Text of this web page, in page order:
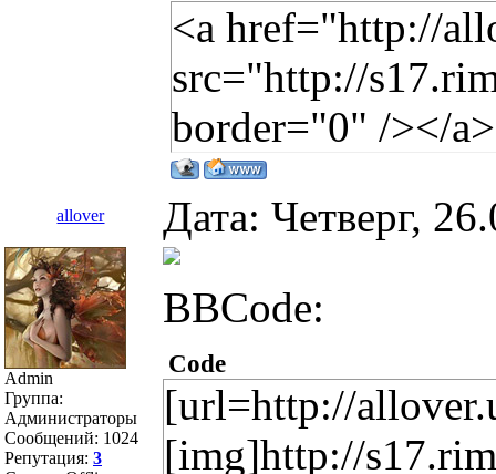
<a href="http://
src="http://
border="0" /></a>
allover Дата: Четверг,
Admin
Группа:
Администраторы
Сообщений: 1024
Репутация: 3
BBCode:
Code
[url=http://
[img]http://